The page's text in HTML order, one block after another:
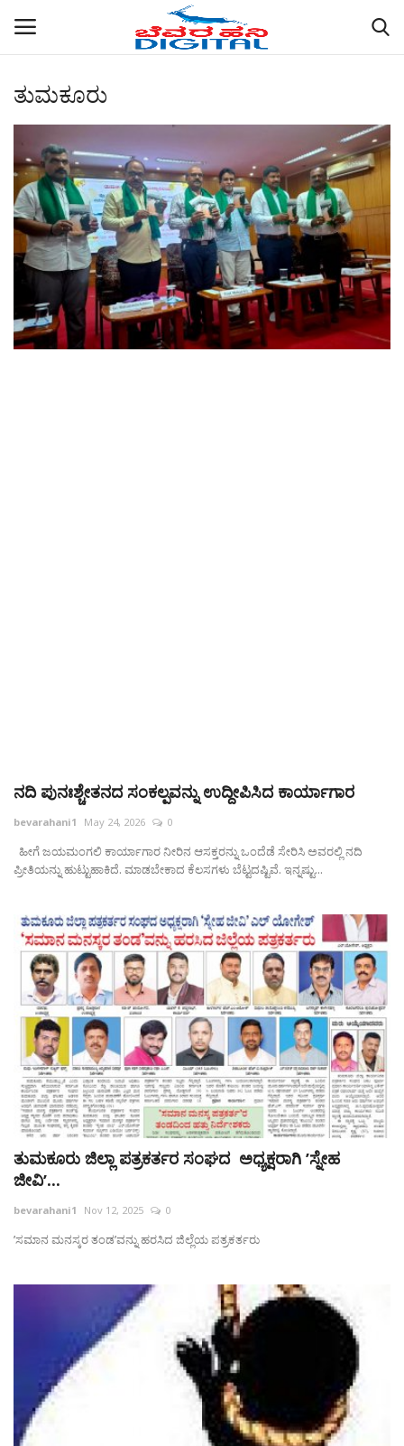
Home
ABOUT US
ರಾಜ್ಯ
ಜಿಲ್ಲೆಗಳು
ಚಿತ್ರ ಸಂಪುಟ
ಕಲೆ
ತುಮಕೂರು
ನದಿ ಪುನಃಶ್ಚೇತನದ ಸಂಕಲ್ಪವನ್ನು ಉದ್ದೀಪಿಸಿದ ಕಾರ್ಯಾಗಾರ
bevarahani1 May 24, 2026 0
ಹೀಗೆ ಜಯಮಂಗಲಿ ಕಾರ್ಯಾಗಾರ ನೀರಿನ ಆಸಕ್ತರನ್ನು ಒಂದೆಡೆ ಸೇರಿಸಿ ಅವರಲ್ಲಿ ನದಿ
ಪ್ರೀತಿಯನ್ನು ಹುಟ್ಟುಹಾಕಿದೆ. ಮಾಡಬೇಕಾದ ಕೆಲಸಗಳು ಬೆಟ್ಟದಷ್ಟಿವೆ. ಇನ್ನಷ್ಟು...
ತುಮಕೂರು ಜಿಲ್ಲಾ ಪತ್ರಕರ್ತರ ಸಂಘದ ಅಧ್ಯಕ್ಷರಾಗಿ ʼಸ್ನೇಹ
ಜೀವಿʼ...
bevarahani1 Nov 12, 2025 0
ʼಸಮಾನ ಮನಸ್ಕರ ತಂಡʼವನ್ನು ಹರಸಿದ ಜಿಲ್ಲೆಯ ಪತ್ರಕರ್ತರು